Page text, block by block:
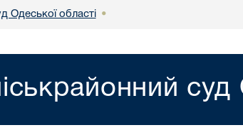
Одеської області •
суд